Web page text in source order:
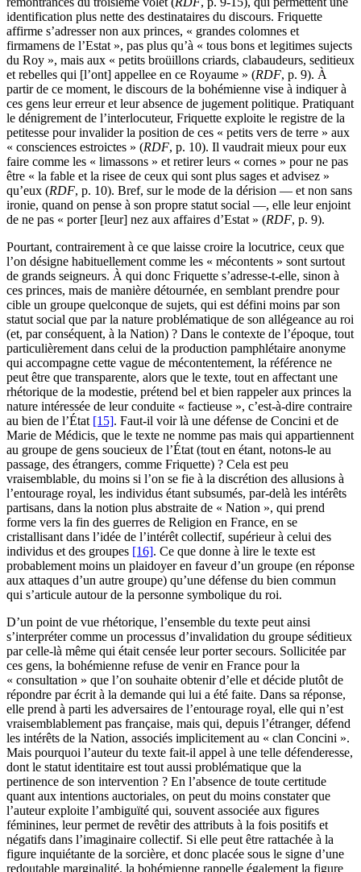
identification plus nette des destinataires du discours. Friquette
affirme s’adresser non aux princes, « grandes colomnes et
firmamens de l’Estat », pas plus qu’à « tous bons et legitimes sujects
du Roy », mais aux « petits broüillons criards, clabaudeurs, seditieux
et rebelles qui [l’ont] appellee en ce Royaume » (RDF, p. 9). À
partir de ce moment, le discours de la bohémienne vise à indiquer à
ces gens leur erreur et leur absence de jugement politique. Pratiquant
le dénigrement de l’interlocuteur, Friquette exploite le registre de la
petitesse pour invalider la position de ces « petits vers de terre » aux
« consciences estroictes » (RDF, p. 10). Il vaudrait mieux pour eux
faire comme les « limassons » et retirer leurs « cornes » pour ne pas
être « la fable et la risee de ceux qui sont plus sages et advisez »
qu’eux (RDF, p. 10). Bref, sur le mode de la dérision — et non sans
ironie, quand on pense à son propre statut social —, elle leur enjoint
de ne pas « porter [leur] nez aux affaires d’Estat » (RDF, p. 9).
Pourtant, contrairement à ce que laisse croire la locutrice, ceux que
l’on désigne habituellement comme les « mécontents » sont surtout
de grands seigneurs. À qui donc Friquette s’adresse-t-elle, sinon à
ces princes, mais de manière détournée, en semblant prendre pour
cible un groupe quelconque de sujets, qui est défini moins par son
statut social que par la nature problématique de son allégeance au roi
(et, par conséquent, à la Nation) ? Dans le contexte de l’époque, tout
particulièrement dans celui de la production pamphlétaire anonyme
qui accompagne cette vague de mécontentement, la référence ne
peut être que transparente, alors que le texte, tout en affectant une
rhétorique de la modestie, prétend bel et bien rappeler aux princes la
nature intéressée de leur conduite « factieuse », c’est-à-dire contraire
au bien de l’État [15]. Faut-il voir là une défense de Concini et de
Marie de Médicis, que le texte ne nomme pas mais qui appartiennent
au groupe de gens soucieux de l’État (tout en étant, notons-le au
passage, des étrangers, comme Friquette) ? Cela est peu
vraisemblable, du moins si l’on se fie à la discrétion des allusions à
l’entourage royal, les individus étant subsumés, par-delà les intérêts
partisans, dans la notion plus abstraite de « Nation », qui prend
forme vers la fin des guerres de Religion en France, en se
cristallisant dans l’idée de l’intérêt collectif, supérieur à celui des
individus et des groupes [16]. Ce que donne à lire le texte est
probablement moins un plaidoyer en faveur d’un groupe (en réponse
aux attaques d’un autre groupe) qu’une défense du bien commun
qui s’articule autour de la personne symbolique du roi.
D’un point de vue rhétorique, l’ensemble du texte peut ainsi
s’interpréter comme un processus d’invalidation du groupe séditieux
par celle-là même qui était censée leur porter secours. Sollicitée par
ces gens, la bohémienne refuse de venir en France pour la
« consultation » que l’on souhaite obtenir d’elle et décide plutôt de
répondre par écrit à la demande qui lui a été faite. Dans sa réponse,
elle prend à parti les adversaires de l’entourage royal, elle qui n’est
vraisemblablement pas française, mais qui, depuis l’étranger, défend
les intérêts de la Nation, associés implicitement au « clan Concini ».
Mais pourquoi l’auteur du texte fait-il appel à une telle défenderesse,
dont le statut identitaire est tout aussi problématique que la
pertinence de son intervention ? En l’absence de toute certitude
quant aux intentions auctoriales, on peut du moins constater que
l’auteur exploite l’ambiguïté qui, souvent associée aux figures
féminines, leur permet de revêtir des attributs à la fois positifs et
négatifs dans l’imaginaire collectif. Si elle peut être rattachée à la
figure inquiétante de la sorcière, et donc placée sous le signe d’une
redoutable marginalité, la bohémienne rappelle également la figure